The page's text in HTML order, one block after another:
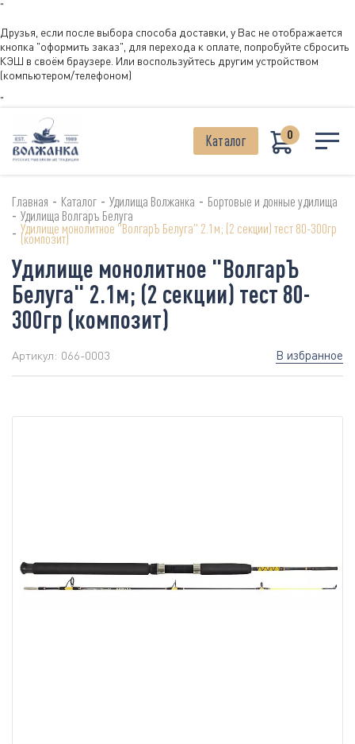
"
Друзья, если после выбора способа доставки, у Вас не отображается
кнопка "оформить заказ", для перехода к оплате, попробуйте сбросить
КЭШ в своём браузере. Или воспользуйтесь другим устройством
(компьютером/телефоном)
"
Каталог 0
Главная - Каталог - Удилища Волжанка - Бортовые и донные удилища
- Удилища Волгаръ Белуга
- Удилище монолитное "ВолгарЪ Белуга" 2.1м; (2 секции) тест 80-300гр
(композит)
Удилище монолитное "ВолгарЪ
Белуга" 2.1м; (2 секции) тест 80-
300гр (композит)
Артикул: 066-0003 В избранное